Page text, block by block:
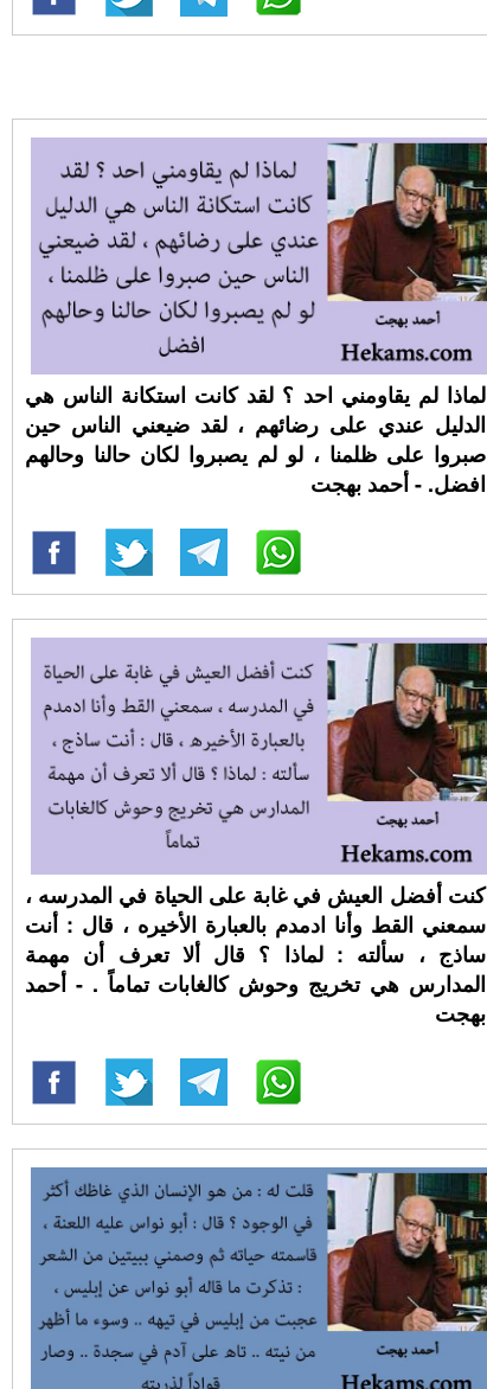
لماذا لم يقاومني احد ؟ لقد كانت استكانة الناس هي
الدليل عندي على رضائهم ، لقد ضيعني الناس حين
صبروا على ظلمنا ، لو لم يصبروا لكان حالنا وحالهم
افضل. - أحمد بهجت
كنت أفضل العيش في غابة على الحياة في المدرسه ،
سمعني القط وأنا ادمدم بالعبارة الأخيره ، قال : أنت
ساذج ، سألته : لماذا ؟ قال ألا تعرف أن مهمة
المدارس هي تخريج وحوش كالغابات تماماً . - أحمد
بهجت